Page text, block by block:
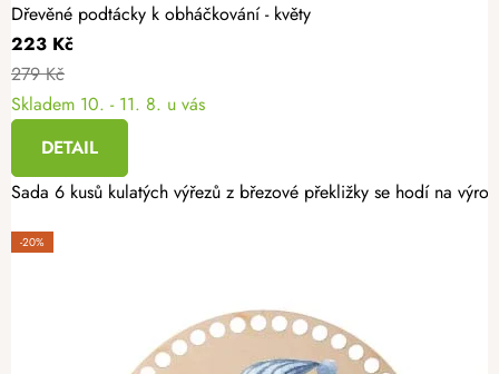
Dřevěné podtácky k obháčkování - květy
223 Kč
279 Kč
Skladem 10. - 11. 8. u vás
DETAIL
Sada 6 kusů kulatých výřezů z březové překližky se hodí na
-20%